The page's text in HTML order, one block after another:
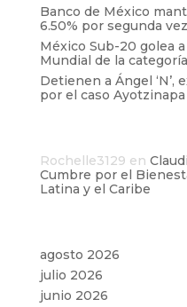
Banco de México
6.50% por segunda
México Sub-20 golea
Mundial de la categoría
Detienen a Ángel ‘N’,
por el caso Ayotzinapa
Rochelle3129 en
Cumbre por el
Latina y el Caribe
agosto 2026
julio 2026
junio 2026